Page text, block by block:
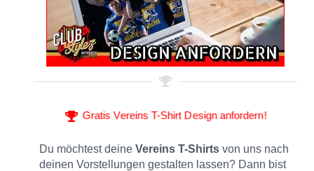
Gratis Vereins T-Shirt Design anfordern!
Du möchtest deine Vereins T-Shirts von uns nach
deinen Vorstellungen gestalten lassen? Dann bist